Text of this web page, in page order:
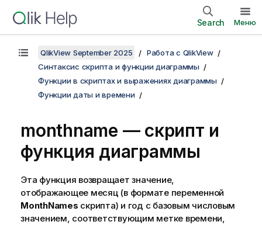
Search Меню
QlikView September 2025
Работа с QlikView
Синтаксис скрипта и функции диаграммы
Функции в скриптах и выражениях диаграммы
Функции даты и времени
monthname — скрипт и
функция диаграммы
Эта функция возвращает значение,
отображающее месяц (в формате переменной
MonthNames скрипта) и год с базовым числовым
значением, соответствующим метке времени,